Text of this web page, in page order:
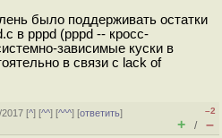
было поддерживать остатки
в pppd (pppd -- кросс-
зависимые куски в
в связи с lack of
2017 [^] [^^] [^^^] [ответить]
–2
+ / –